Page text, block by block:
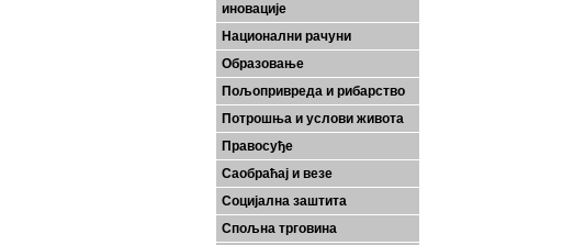
иновације
Национални рачуни
Образовање
Пољопривреда и рибарство
Потрошња и услови живота
Правосуђе
Саобраћај и везе
Социјална заштита
Спољна трговина